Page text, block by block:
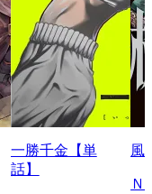
一勝千金【単
話】
風
Ｎ